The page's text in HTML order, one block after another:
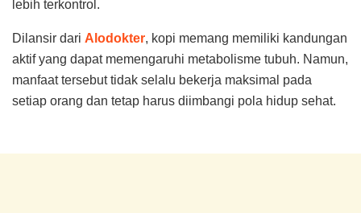
lebih terkontrol.
Dilansir dari Alodokter, kopi memang memiliki kandungan
aktif yang dapat memengaruhi metabolisme tubuh. Namun,
manfaat tersebut tidak selalu bekerja maksimal pada
setiap orang dan tetap harus diimbangi pola hidup sehat.